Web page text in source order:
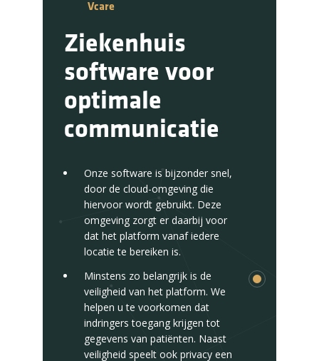
Vcare
Ziekenhuis
software voor
optimale
communicatie
Onze software is bijzonder snel,
door de cloud-omgeving die
hiervoor wordt gebruikt. Deze
omgeving zorgt er daarbij voor
dat het platform vanaf iedere
locatie te bereiken is.
Minstens zo belangrijk is de
veiligheid van het platform. We
helpen u te voorkomen dat
indringers toegang krijgen tot
gegevens van patiënten. Naast
veiligheid speelt ook privacy een